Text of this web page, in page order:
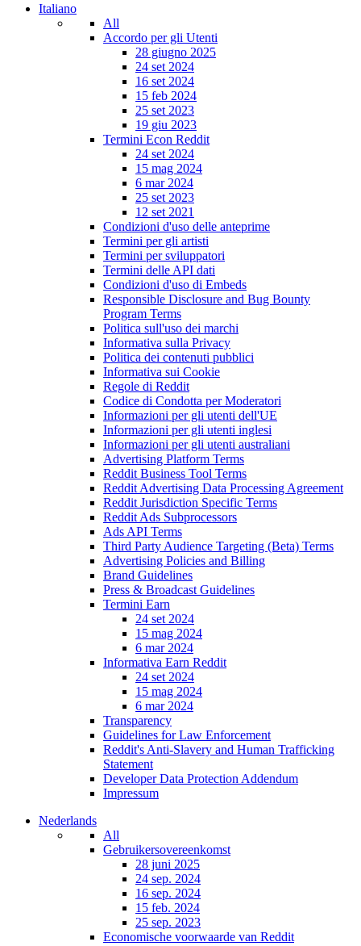
Italiano
All
Accordo per gli Utenti
28 giugno 2025
24 set 2024
16 set 2024
15 feb 2024
25 set 2023
19 giu 2023
Termini Econ Reddit
24 set 2024
15 mag 2024
6 mar 2024
25 set 2023
12 set 2021
Condizioni d'uso delle anteprime
Termini per gli artisti
Termini per sviluppatori
Termini delle API dati
Condizioni d'uso di Embeds
Responsible Disclosure and Bug Bounty
Program Terms
Politica sull'uso dei marchi
Informativa sulla Privacy
Politica dei contenuti pubblici
Informativa sui Cookie
Regole di Reddit
Codice di Condotta per Moderatori
Informazioni per gli utenti dell'UE
Informazioni per gli utenti inglesi
Informazioni per gli utenti australiani
Advertising Platform Terms
Reddit Business Tool Terms
Reddit Advertising Data Processing Agreement
Reddit Jurisdiction Specific Terms
Reddit Ads Subprocessors
Ads API Terms
Third Party Audience Targeting (Beta) Terms
Advertising Policies and Billing
Brand Guidelines
Press & Broadcast Guidelines
Termini Earn
24 set 2024
15 mag 2024
6 mar 2024
Informativa Earn Reddit
24 set 2024
15 mag 2024
6 mar 2024
Transparency
Guidelines for Law Enforcement
Reddit's Anti-Slavery and Human Trafficking
Statement
Developer Data Protection Addendum
Impressum
Nederlands
All
Gebruikersovereenkomst
28 juni 2025
24 sep. 2024
16 sep. 2024
15 feb. 2024
25 sep. 2023
Economische voorwaarde van Reddit